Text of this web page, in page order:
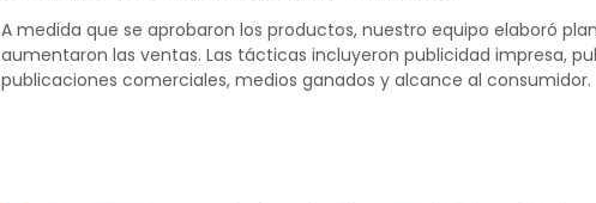
A medida que se aprobaron los productos, nuestro equipo elaboró
aumentaron las ventas. Las tácticas incluyeron publicidad impresa,
publicaciones comerciales, medios ganados y alcance al consumidor.